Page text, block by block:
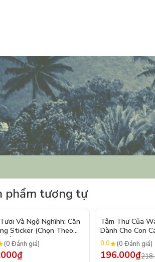
phẩm tương tự
Và Ngộ Nghĩnh: Căn
Sticker (Chọn Theo
Đề) - Hơn 250 Sticker
(0 Đánh giá)
Tâm Thư Của
Dành Cho Con
2026)
0.0 (0 Đánh giá)
196.000₫